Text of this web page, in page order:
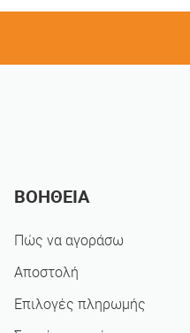
ΒΟΗΘΕΙΑ
Πώς να αγοράσω
Αποστολή
Επιλογές πληρωμής